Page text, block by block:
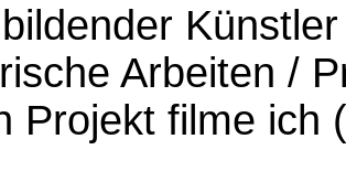
Arbeiten /
Projekt filme ich (